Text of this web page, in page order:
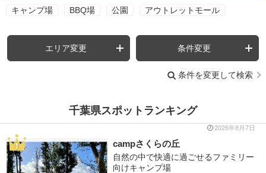
キャンプ場 BBQ場 公園 アウトレットモール
エリア変更 条件変更
条件を変更して検索
千葉県スポットランキング
2026年8月7日
campさくらの丘
自然の中で快適に過ごせるファミリー
向けキャンプ場